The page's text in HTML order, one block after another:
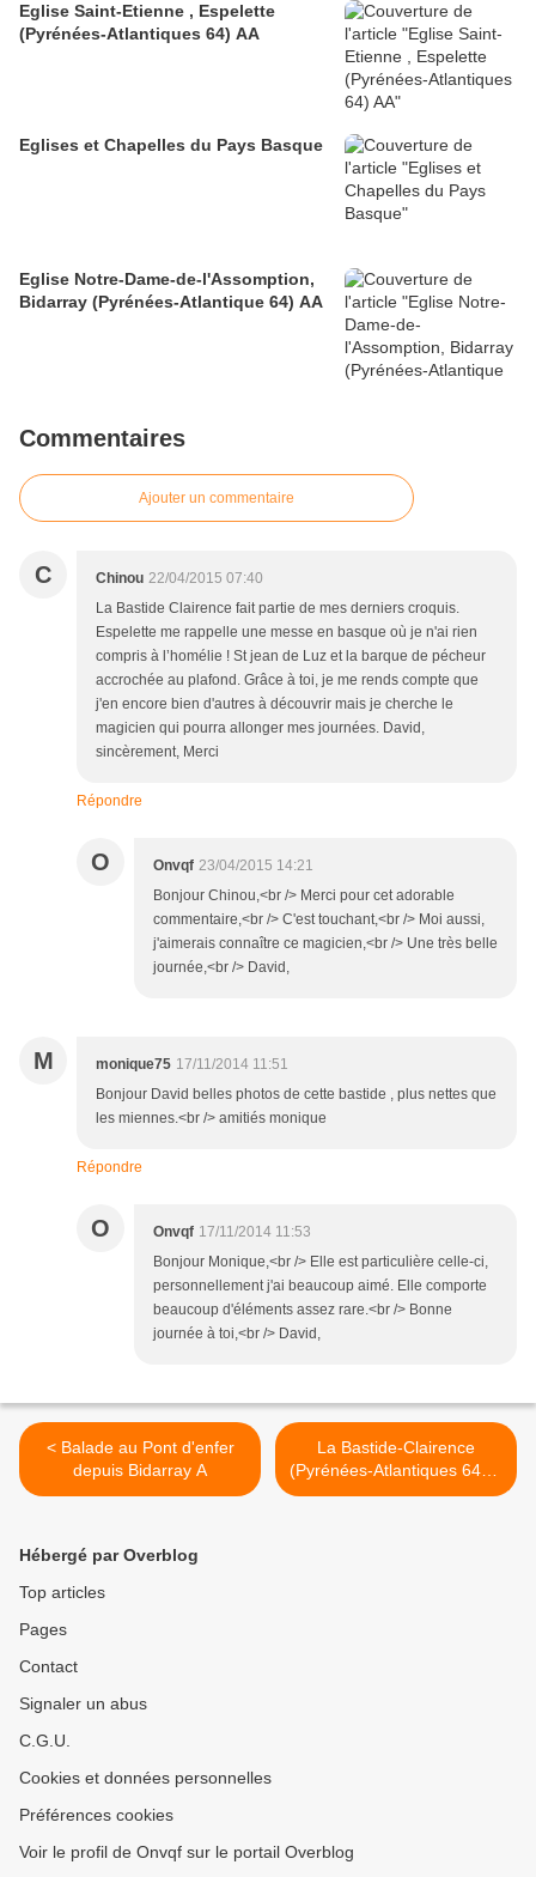
Eglise Saint-Etienne , Espelette
(Pyrénées-Atlantiques 64) AA
Eglises et Chapelles du Pays Basque
Eglise Notre-Dame-de-l'Assomption,
Bidarray (Pyrénées-Atlantique 64) AA
Commentaires
Ajouter un commentaire
C Chinou 22/04/2015 07:40
La Bastide Clairence fait partie de mes derniers croquis.
Espelette me rappelle une messe en basque où je n'ai rien
compris à l’homélie ! St jean de Luz et la barque de pécheur
accrochée au plafond. Grâce à toi, je me rends compte que
j'en encore bien d'autres à découvrir mais je cherche le
magicien qui pourra allonger mes journées. David,
sincèrement, Merci
Répondre
O Onvqf 23/04/2015 14:21
Bonjour Chinou,<br /> Merci pour cet adorable
commentaire,<br /> C'est touchant,<br /> Moi aussi,
j'aimerais connaître ce magicien,<br /> Une très belle
journée,<br /> David,
M monique75 17/11/2014 11:51
Bonjour David belles photos de cette bastide , plus nettes que
les miennes.<br /> amitiés monique
Répondre
O Onvqf 17/11/2014 11:53
Bonjour Monique,<br /> Elle est particulière celle-ci,
personnellement j'ai beaucoup aimé. Elle comporte
beaucoup d'éléments assez rare.<br /> Bonne
journée à toi,<br /> David,
< Balade au Pont d'enfer
depuis Bidarray A
La Bastide-Clairence
(Pyrénées-Atlantiques 64) A
>
Hébergé par Overblog
Top articles
Pages
Contact
Signaler un abus
C.G.U.
Cookies et données personnelles
Préférences cookies
Voir le profil de Onvqf sur le portail Overblog